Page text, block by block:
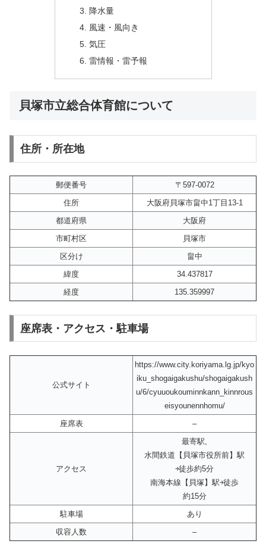
降水量
風速・風向き
気圧
雷情報・雷予報
貝塚市立総合体育館について
住所・所在地
郵便番号
〒597-0072
住所
大阪府貝塚市畠中1丁目13-1
都道府県
大阪府
市町村区
貝塚市
区分け
畠中
緯度
34.437817
経度
135.359997
座席表・アクセス・駐車場
公式サイト
https://www.city.koriyama.lg.jp/kyo
iku_shogaigakushu/shogaigakush
u/6/cyuuoukouminnkann_kinnrous
eisyounennhomu/
座席表
–
アクセス
最寄駅,
水間鉄道【貝塚市役所前】駅
￫徒歩約5分
南海本線【貝塚】駅￫徒歩
約15分
駐車場
あり
収容人数
–